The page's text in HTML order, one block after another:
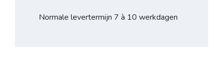
Normale levertermijn 7 à 10 werkdagen